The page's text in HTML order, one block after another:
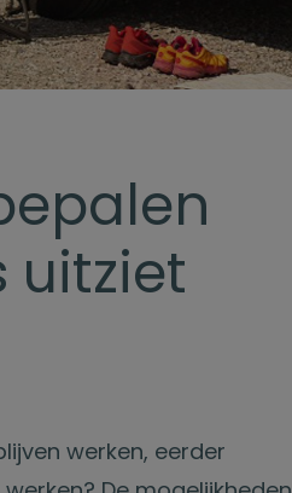
uitziet
werken, eerder